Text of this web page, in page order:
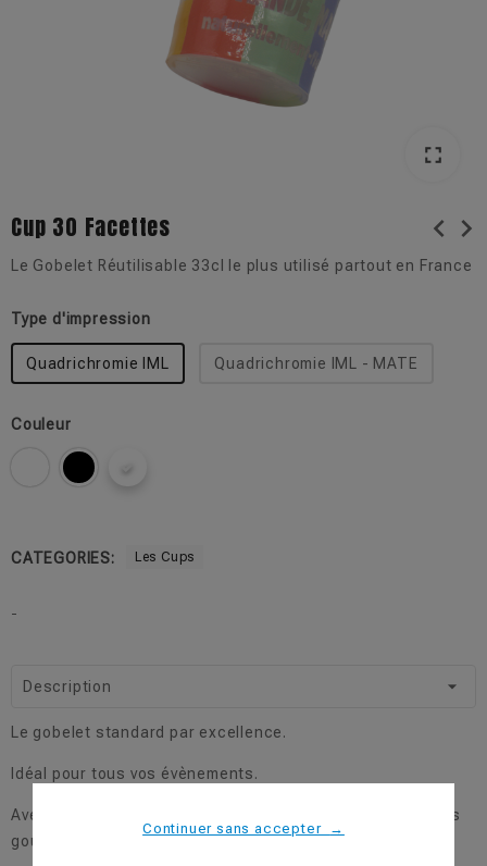
fullscreen
fullscreen
Cup 30 Facettes chevron_left chevron_right
Le Gobelet Réutilisable 33cl le plus utilisé partout en France
Type d'impression
Quadrichromie IML Quadrichromie IML - MATE
Couleur
CATEGORIES: Les Cups
-
Description
Le gobelet standard par excellence.
Idéal pour tous vos évènements.
Avec ses 20 déclinaisons de couleur, il s'adapte à tous les
goûts.
Continuer sans accepter →